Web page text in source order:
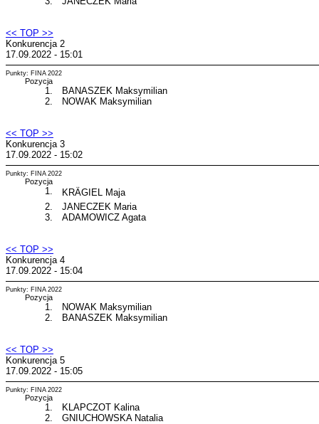
<< TOP >>
Konkurencja 2
17.09.2022 - 15:01
Punkty: FINA 2022
Pozycja
1.
BANASZEK Maksymilian
2.
NOWAK Maksymilian
<< TOP >>
Konkurencja 3
17.09.2022 - 15:02
Punkty: FINA 2022
Pozycja
1.
KRÄGIEL Maja
2.
JANECZEK Maria
3.
ADAMOWICZ Agata
<< TOP >>
Konkurencja 4
17.09.2022 - 15:04
Punkty: FINA 2022
Pozycja
1.
NOWAK Maksymilian
2.
BANASZEK Maksymilian
<< TOP >>
Konkurencja 5
17.09.2022 - 15:05
Punkty: FINA 2022
Pozycja
1.
KLAPCZOT Kalina
2.
GNIUCHOWSKA Natalia